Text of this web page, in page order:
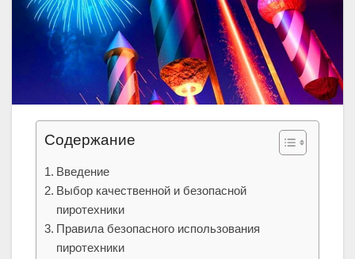
Содержание
Введение
Выбор качественной и безопасной
пиротехники
Правила безопасного использования
пиротехники